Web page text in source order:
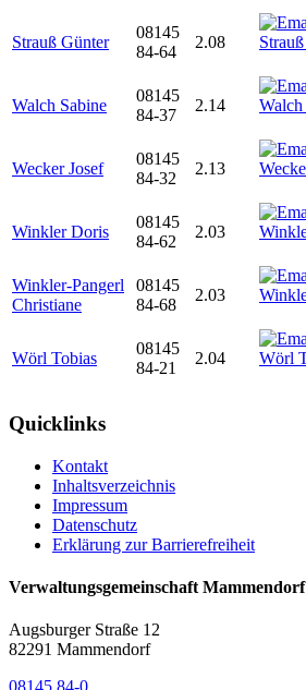
Strauß Günter
08145
84-64
2.08
Walch Sabine
08145
84-37
2.14
Wecker Josef
08145
84-32
2.13
Winkler Doris
08145
84-62
2.03
Winkler-Pangerl
Christiane
08145
84-68
2.03
Wörl Tobias
08145
84-21
2.04
Quicklinks
Kontakt
Inhaltsverzeichnis
Impressum
Datenschutz
Erklärung zur Barrierefreiheit
Verwaltungsgemeinschaft Mammendorf
Augsburger Straße 12
82291 Mammendorf